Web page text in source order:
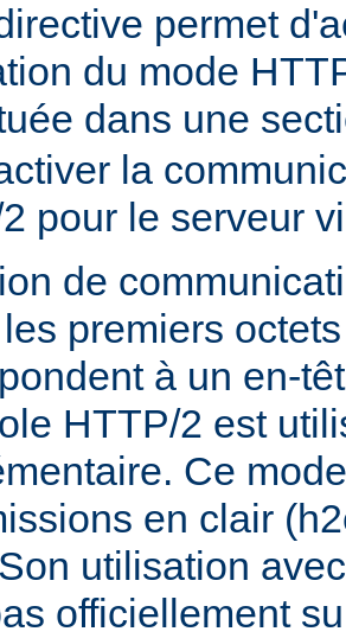
permet
du mode
dans une
la
pour le serveur
de
premiers
à un en-
HTTP/2 est
Ce
en clair
utilisation
officiellement